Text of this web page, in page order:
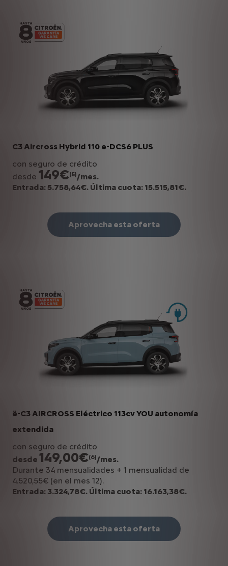
C3 Aircross Hybrid 110 e-DCS6 PLUS
con seguro de crédito
desde 149€(5)/mes.
Entrada: 5.758,64€. Última cuota: 15.515,81€.
Aprovecha esta oferta
ë-C3 AIRCROSS Eléctrico 113cv YOU autonomía
extendida
con seguro de crédito
desde 149,00€(6)/mes.
Durante 34 mensualidades + 1 mensualidad de
4.520,55€ (en el mes 12).
Entrada: 3.324,78€. Última cuota: 16.163,38€.
Aprovecha esta oferta